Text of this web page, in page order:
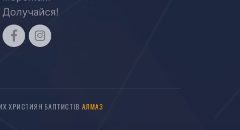
Долучайся!
ХРИСТИЯН БАПТИСТІВ АЛМАЗ